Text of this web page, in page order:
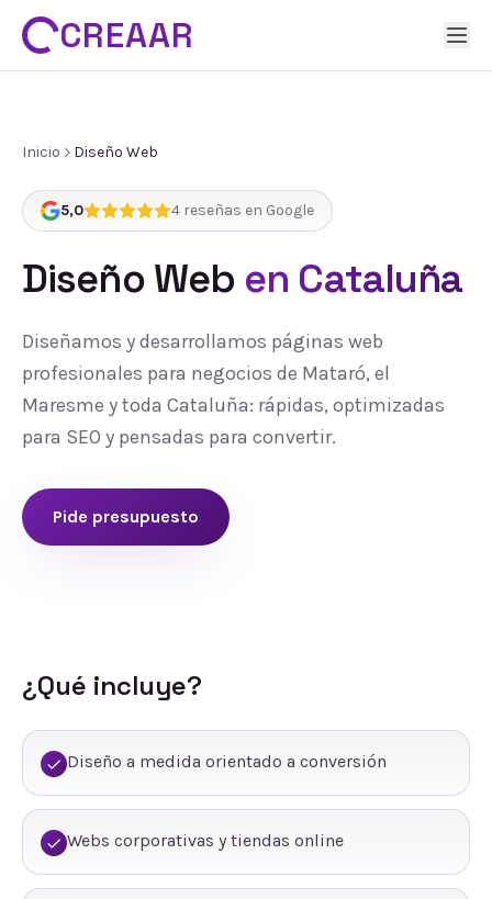
CREAAR
Inicio Diseño Web
5,0 4 reseñas en Google
Diseño Web en Cataluña
Diseñamos y desarrollamos páginas web
profesionales para negocios de Mataró, el
Maresme y toda Cataluña: rápidas, optimizadas
para SEO y pensadas para convertir.
Pide presupuesto
¿Qué incluye?
Diseño a medida orientado a conversión
Webs corporativas y tiendas online